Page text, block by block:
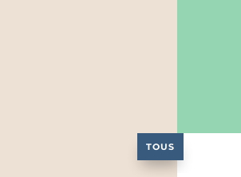
TOUS